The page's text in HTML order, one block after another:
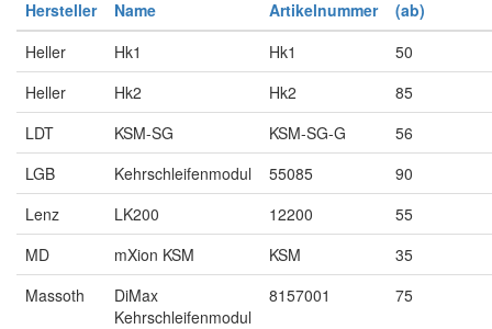
Hersteller Name Artikelnummer
(ab)
Heller
Hk1 Hk1
50
Heller
Hk2 Hk2
85
LDT
KSM-SG KSM-SG-G
56
LGB
Kehrschleifenmodul 55085
90
Lenz
LK200 12200
55
MD
mXion KSM KSM
35
Massoth
DiMax
Kehrschleifenmodul
8157001 75